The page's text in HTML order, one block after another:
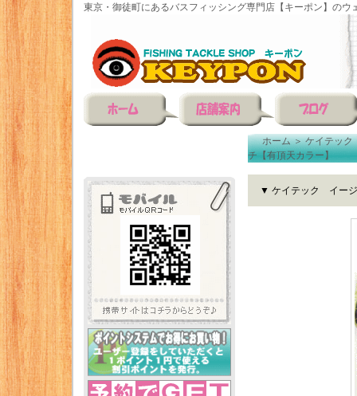
東京・御徒町にあるバスフィッシング専門店【キーポン】のウ
ホーム＞ケイテック
チ【有頂天カラー】
▼ ケイテック イージ